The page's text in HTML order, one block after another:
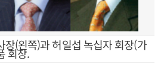
(왼쪽)과 허일섭 녹십자 회장(가
회장.